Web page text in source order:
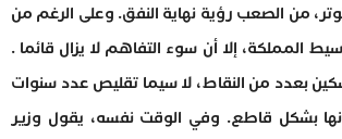
من الصعب رؤية نهاية النفق. وعلى الرغم من
المملكة، إلا أن سوء التفاهم لا يزال قائما .
بعدد من النقاط، لا سيما تقليص عدد سنوات
بشكل قاطع. وفي الوقت نفسه، يقول وزير